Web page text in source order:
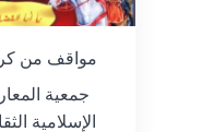
مواقف من
جمعية
الإسلامية